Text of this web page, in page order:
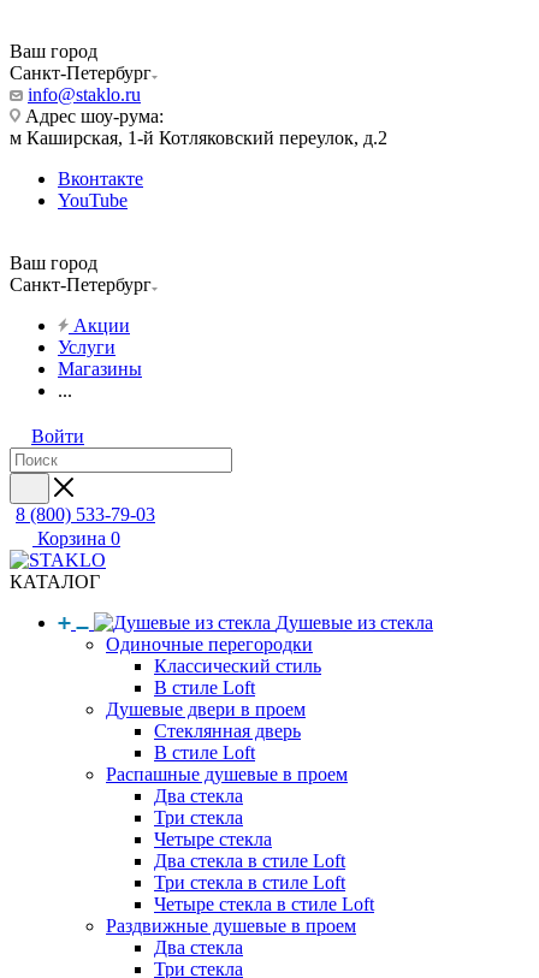
Ваш город
Санкт-Петербург
info@staklo.ru
Адрес шоу-рума:
м Каширская, 1-й Котляковский переулок, д.2
Вконтакте
YouTube
Ваш город
Санкт-Петербург
Акции
Услуги
Магазины
...
Войти
8 (800) 533-79-03
Корзина 0
КАТАЛОГ
Душевые из стекла
Одиночные перегородки
Классический стиль
В стиле Loft
Душевые двери в проем
Стеклянная дверь
В стиле Loft
Распашные душевые в проем
Два стекла
Три стекла
Четыре стекла
Два стекла в стиле Loft
Три стекла в стиле Loft
Четыре стекла в стиле Loft
Раздвижные душевые в проем
Два стекла
Три стекла